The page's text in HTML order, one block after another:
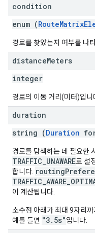
condition
enum (
경로를 찾았는지 여부를 나
distanceMeters
integer
경로의 이동 거리(미터)입니
duration
string (Duration
경로를 탐색하는 데 필요한
TRAFFIC_UNAWARE로 설
합니다.
이 계산됩니다.
소수점 아래가 최대 9자리까
예를 들면 "3.5s"입니다.